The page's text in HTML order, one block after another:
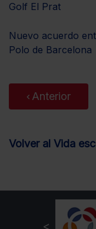
Golf El Prat
Nuevo acuerdo
Polo de Barcelona
Anterior
Volver al Vida